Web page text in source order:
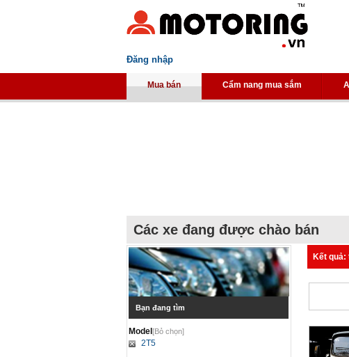
Đăng nhập
Mua bán Cẩm nang mua sắm
Các xe đang được chào bán
Bạn đang tìm
Model[Bỏ chọn]
2T5
Kết